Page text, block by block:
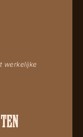
werkelijke